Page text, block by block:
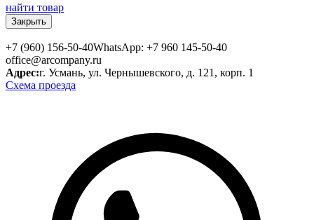
найти товар
Закрыть
+7 (960) 156-50-40WhatsApp: +7 960 145-50-40
office@arcompany.ru
Адрес:г. Усмань, ул. Чернышевского, д. 121, корп. 1
Схема проезда